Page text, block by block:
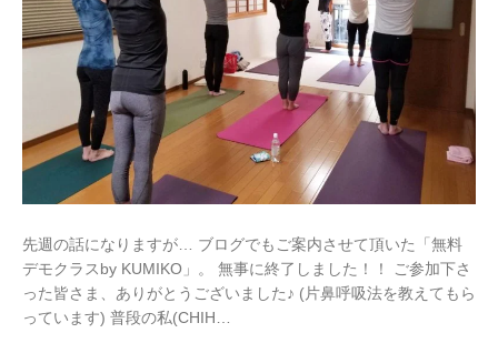
先週の話になりますが… ブログでもご案内させて頂いた「無料
デモクラスby KUMIKO」。 無事に終了しました！！ ご参加下さ
った皆さま、ありがとうございました♪ (片鼻呼吸法を教えてもら
っています) 普段の私(CHIH…